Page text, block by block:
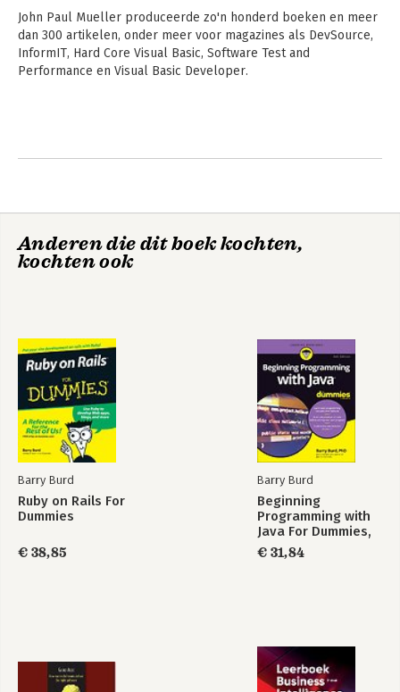
John Paul Mueller produceerde zo'n honderd boeken en meer
dan 300 artikelen, onder meer voor magazines als DevSource,
InformIT, Hard Core Visual Basic, Software Test and
Performance en Visual Basic Developer.
Anderen die dit boek kochten,
kochten ook
Barry Burd
Ruby on Rails For
Dummies
€ 38,85
Barry Burd
Beginning
Programming with
Java For Dummies,
6th Edition
€ 31,84